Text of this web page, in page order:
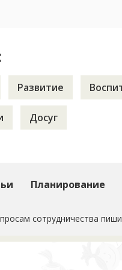
эмоциональностью
Развитие
Досуг
Планирование
сотрудничества